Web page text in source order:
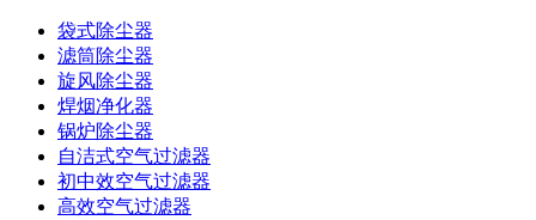
袋式除尘器
滤筒除尘器
旋风除尘器
焊烟净化器
锅炉除尘器
自洁式空气过滤器
初中效空气过滤器
高效空气过滤器